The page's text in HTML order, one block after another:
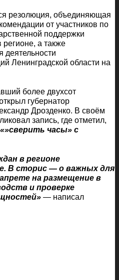
резолюция, объединяющая
от участников по
поддержки
регионе, а также
деятельности
Ленинградской области на
более двухсот
губернатор
Дрозденко. В своём
запись, где отметил,
«»сверить часы» с
в регионе
В сторис — о важных для
на размещение в
и проверке
— написал